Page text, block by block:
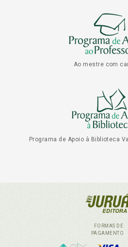
Ao mestre com
Programa de Apoio à Biblioteca
FORMAS DE
PAGAMENTO